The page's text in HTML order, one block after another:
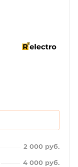
2 000 руб.
4 000 руб.